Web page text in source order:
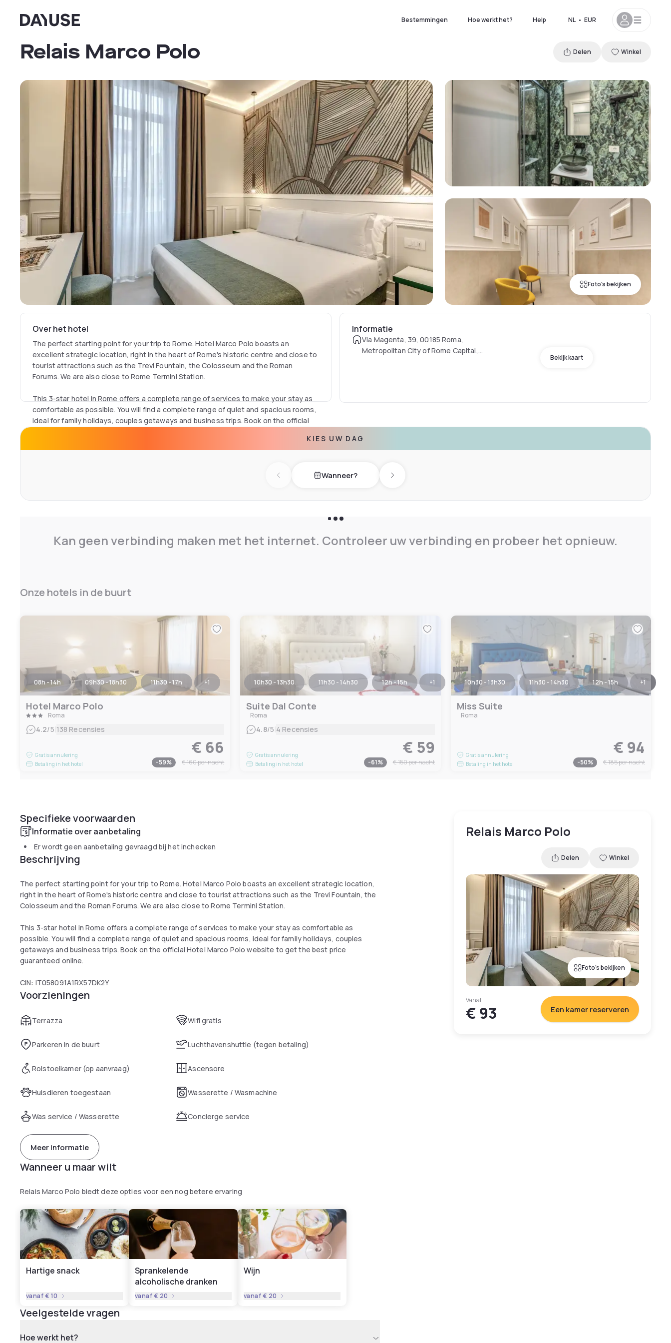
Dayuse Bestemmingen Hoe werkt het? Help NL • EUR
Foto's bekijken
Relais Marco Polo Delen Winkel
Over het hotel
The perfect starting point for your trip to Rome. Hotel Marco Polo boasts an
excellent strategic location, right in the heart of Rome's historic centre and close to
tourist attractions such as the Trevi Fountain, the Colosseum and the Roman
Forums. We are also close to Rome Termini Station.
This 3-star hotel in Rome offers a complete range of services to make your stay as
comfortable as possible. You will find a complete range of quiet and spacious rooms,
ideal for family holidays, couples getaways and business trips. Book on the official
CIN: IT058091A1RX57DK2Y
Informatie
Via Magenta, 39, 00185 Roma,
Metropolitan City of Rome Capital,
Bekijk kaart
KIES UW DAG
Previous dayWanneer? Next day
Kan geen verbinding maken met het internet. Controleer uw verbinding en probeer het opnieuw.
Onze hotels in de buurt
08h - 14h 09h30 - 18h30 11h30 - 17h +1
Hotel Marco Polo
Roma
4.2/5 138 Recensies
Gratis annulering
Betaling in het hotel
€ 66
-59% € 160per nacht
10h30 - 13h30 11h30 - 14h30 12h - 15h +1
Suite Dal Conte
Roma
4.8/5 4 Recensies
Gratis annulering
Betaling in het hotel
€ 59
-61% € 150per nacht
10h30 - 13h30 11h30 - 14h30 12h - 15h +1
Miss Suite
Roma
Gratis annulering
Betaling in het hotel
€ 94
-50% € 185per nacht
Specifieke voorwaarden
Informatie over aanbetaling
Er wordt geen aanbetaling gevraagd bij het inchecken
Beschrijving
The perfect starting point for your trip to Rome. Hotel Marco Polo boasts an excellent strategic location,
right in the heart of Rome's historic centre and close to tourist attractions such as the Trevi Fountain, the
Colosseum and the Roman Forums. We are also close to Rome Termini Station.
This 3-star hotel in Rome offers a complete range of services to make your stay as comfortable as
possible. You will find a complete range of quiet and spacious rooms, ideal for family holidays, couples
getaways and business trips. Book on the official Hotel Marco Polo website to get the best price
guaranteed online.
CIN: IT058091A1RX57DK2Y
Voorzieningen
Terrazza Wifi gratis
Parkeren in de buurt Luchthavenshuttle (tegen betaling)
Rolstoelkamer (op aanvraag) Ascensore
Huisdieren toegestaan Wasserette / Wasmachine
Was service / Wasserette Concierge service
Meer informatie
Wanneer u maar wilt
Relais Marco Polo biedt deze opties voor een nog betere ervaring
Hartige snack
vanaf€ 10
Sprankelende
alcoholische dranken
vanaf€ 20
Wijn
vanaf€ 20
Veelgestelde vragen
Hoe werkt het?
Relais Marco Polo
Delen Winkel
Foto's bekijken
Vanaf
€ 93 Een kamer reserveren